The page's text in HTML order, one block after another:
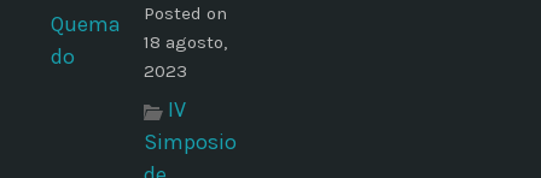
Posted on
18 agosto,
2023
IV
Simposio